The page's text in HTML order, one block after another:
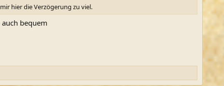
hier die Verzögerung zu viel.
bequem